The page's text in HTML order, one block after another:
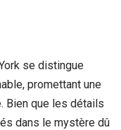
se distingue
promettant une
Bien que les détails
dans le mystère dû